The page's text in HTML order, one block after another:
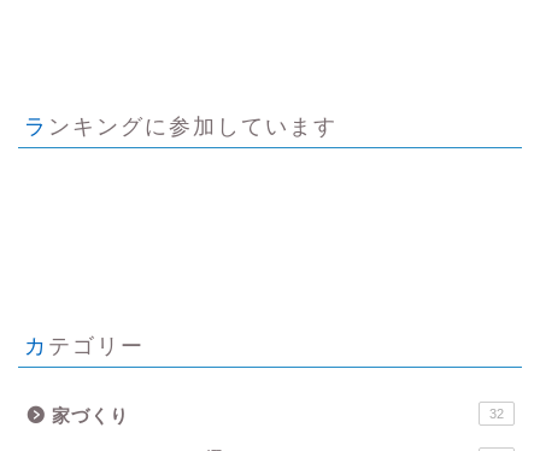
ランキングに参加しています
カテゴリー
家づくり 32